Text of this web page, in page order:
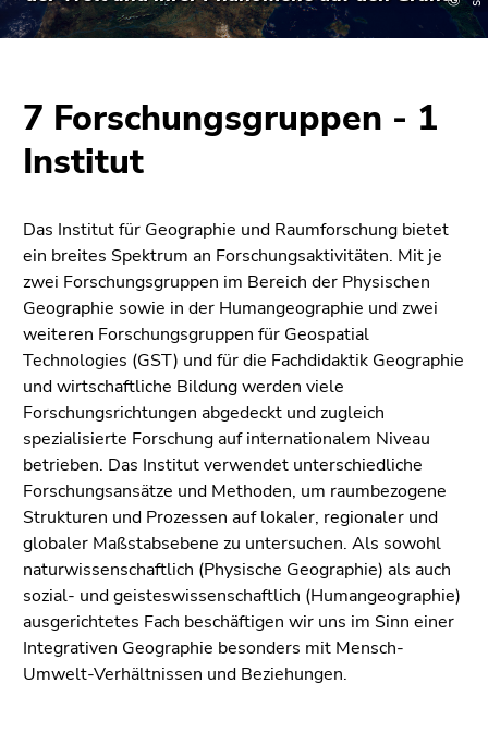
Sie diesen
Zum
Inhalt
(Zugriffstaste
Positionsanzeige
(Zugriffstaste
2)
Zur
Hauptnavigation
(Zugriffstaste
3)
Zur
Unternavigation
(Zugriffstaste
4)
Zu
den
Zusatzinformationen
(Zugriffstaste
5)
Zu
den
7 Forschungsgruppen - 1
Institut
Das Institut für Geographie und Raumforschung bietet
ein breites Spektrum an Forschungsaktivitäten. Mit je
zwei Forschungsgruppen im Bereich der Physischen
Geographie sowie in der Humangeographie und zwei
weiteren Forschungsgruppen für Geospatial
Technologies (GST) und für die Fachdidaktik Geographie
und wirtschaftliche Bildungwerden viele
Forschungsrichtungen abgedeckt und zugleich
spezialisierte Forschung auf internationalem Niveau
betrieben. Das Institut verwendet unterschiedliche
Forschungsansätze und Methoden, um raumbezogene
Strukturen und Prozessen auf lokaler, regionaler und
globaler Maßstabsebene zu untersuchen. Als sowohl
naturwissenschaftlich (Physische Geographie) als auch
sozial- und geisteswissenschaftlich (Humangeographie)
ausgerichtetes Fach beschäftigen wir uns im Sinn einer
Integrativen Geographie besonders mit Mensch-
Umwelt-Verhältnissen und Beziehungen.